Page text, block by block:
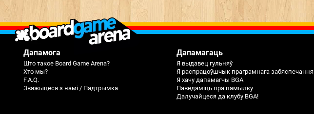
Дапамога
Што такое Board Game Arena?
Хто мы?
F.A.Q.
Звяжыцеся з намі / Падтрымка
Дапамагаць
Я выдавец гульняў
Я распрацоўшчык праграмнага забяспечання
Я хачу дапамагчы BGA
Паведаміць пра памылку
Далучайцеся да клубу BGA!